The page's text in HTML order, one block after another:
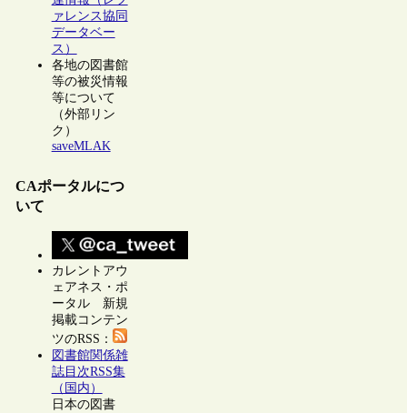
ァレンス協同
データベー
ス）
各地の図書館
等の被災情報
等について
（外部リン
ク）
saveMLAK
CAポータルにつ
いて
カレントアウ
ェアネス・ポ
ータル 新規
掲載コンテン
ツのRSS：
図書館関係雑
誌目次RSS集
（国内）
日本の図書